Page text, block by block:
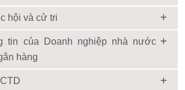
hội và cử tri
tin của Doanh nghiệp nhà nước
hàng